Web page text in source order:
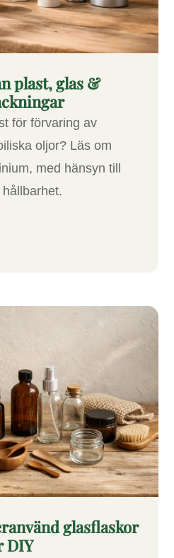
plast, glas &
för förvaring av
oljor? Läs om
med hänsyn till
glasflaskor
DIY